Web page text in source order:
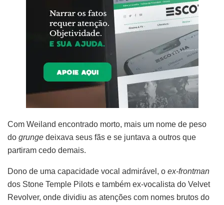
Com Weiland encontrado morto, mais um nome de peso
do grunge deixava seus fãs e se juntava a outros que
partiram cedo demais.
Dono de uma capacidade vocal admirável, o ex-frontman
dos Stone Temple Pilots e também ex-vocalista do Velvet
Revolver, onde dividiu as atenções com nomes brutos do